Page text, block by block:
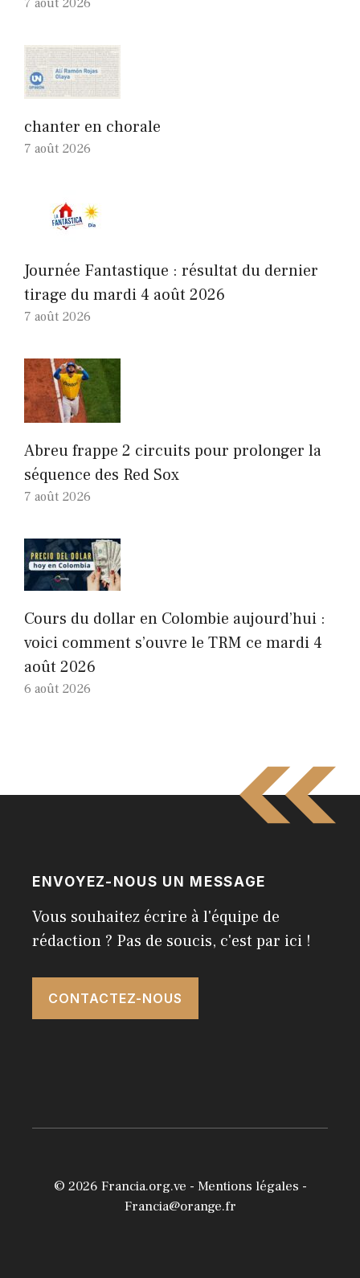
chanter en chorale
7 août 2026
Journée Fantastique : résultat du dernier
tirage du mardi 4 août 2026
7 août 2026
Abreu frappe 2 circuits pour prolonger la
séquence des Red Sox
7 août 2026
Cours du dollar en Colombie aujourd’hui :
voici comment s’ouvre le TRM ce mardi 4
août 2026
6 août 2026
ENVOYEZ-NOUS UN MESSAGE
Vous souhaitez écrire à l'équipe de
rédaction ? Pas de soucis, c'est par ici !
CONTACTEZ-NOUS
© 2026 Francia.org.ve - Mentions légales -
Francia@orange.fr